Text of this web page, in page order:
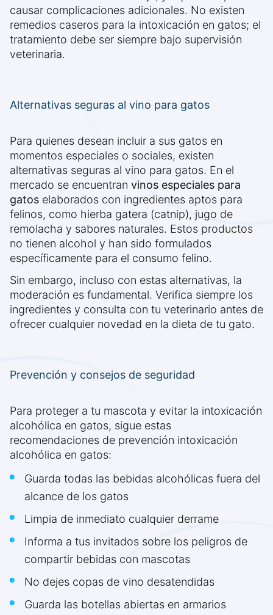
causar complicaciones adicionales. No existen
remedios caseros para la intoxicación en gatos; el
tratamiento debe ser siempre bajo supervisión
veterinaria.
Alternativas seguras al vino para gatos
Para quienes desean incluir a sus gatos en
momentos especiales o sociales, existen
alternativas seguras al vino para gatos. En el
mercado se encuentran vinos especiales para
gatos elaborados con ingredientes aptos para
felinos, como hierba gatera (catnip), jugo de
remolacha y sabores naturales. Estos productos
no tienen alcohol y han sido formulados
específicamente para el consumo felino.
Sin embargo, incluso con estas alternativas, la
moderación es fundamental. Verifica siempre los
ingredientes y consulta con tu veterinario antes de
ofrecer cualquier novedad en la dieta de tu gato.
Prevención y consejos de seguridad
Para proteger a tu mascota y evitar la intoxicación
alcohólica en gatos, sigue estas
recomendaciones de prevención intoxicación
alcohólica en gatos:
Guarda todas las bebidas alcohólicas fuera del
alcance de los gatos
Limpia de inmediato cualquier derrame
Informa a tus invitados sobre los peligros de
compartir bebidas con mascotas
No dejes copas de vino desatendidas
Guarda las botellas abiertas en armarios